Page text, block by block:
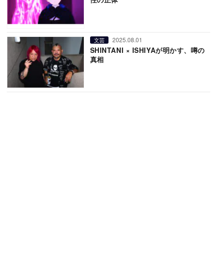
文芸 2025.08.01
SHINTANI × ISHIYAが明かす、噂の
真相